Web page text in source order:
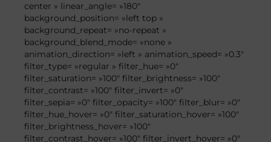
center » linear_angle= »180″
background_position= »left top »
background_repeat= »no-repeat »
background_blend_mode= »none »
animation_direction= »left » animation_speed= »0.3″
filter_type= »regular » filter_hue= »0″
filter_saturation= »100″ filter_brightness= »100″
filter_contrast= »100″ filter_invert= »0″
filter_sepia= »0″ filter_opacity= »100″ filter_blur= »0″
filter_hue_hover= »0″ filter_saturation_hover= »100″
filter_brightness_hover= »100″
filter_contrast_hover= »100″ filter_invert_hover= »0″